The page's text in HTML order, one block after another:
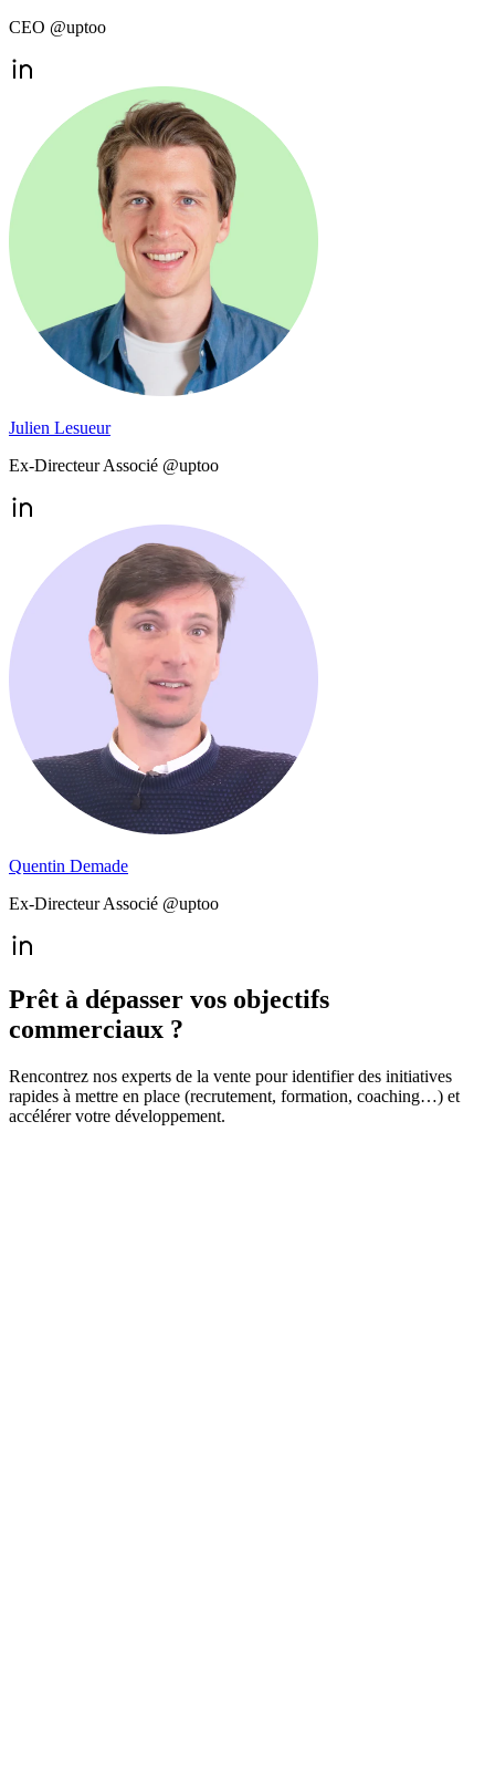
CEO @uptoo
Julien Lesueur
Ex-Directeur Associé @uptoo
Quentin Demade
Ex-Directeur Associé @uptoo
Prêt à dépasser vos objectifs
commerciaux ?
Rencontrez nos experts de la vente pour identifier des initiatives
rapides à mettre en place (recrutement, formation, coaching…) et
accélérer votre développement.